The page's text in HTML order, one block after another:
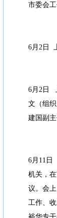
市委会工
6月2日
6月2日
文（组
建国副
6月11日
机关，
议。会
工作、